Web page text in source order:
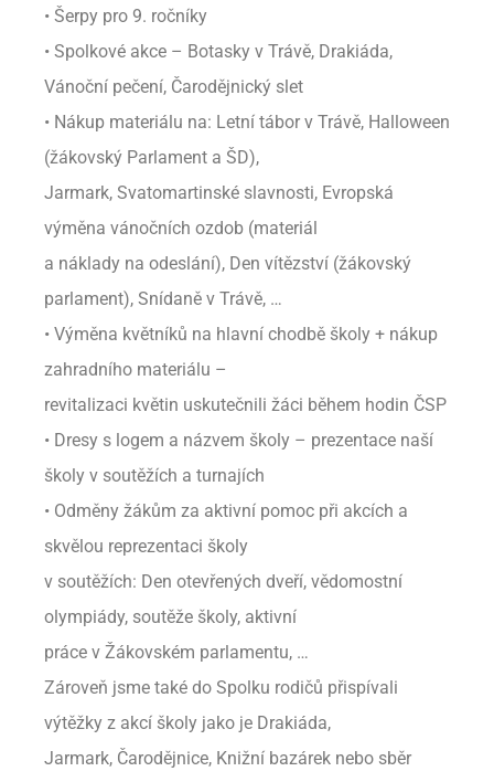
• Šerpy pro 9. ročníky
• Spolkové akce – Botasky v Trávě, Drakiáda,
Vánoční pečení, Čarodějnický slet
• Nákup materiálu na: Letní tábor v Trávě, Halloween
(žákovský Parlament a ŠD),
Jarmark, Svatomartinské slavnosti, Evropská
výměna vánočních ozdob (materiál
a náklady na odeslání), Den vítězství (žákovský
parlament), Snídaně v Trávě, …
• Výměna květníků na hlavní chodbě školy + nákup
zahradního materiálu –
revitalizaci květin uskutečnili žáci během hodin ČSP
• Dresy s logem a názvem školy – prezentace naší
školy v soutěžích a turnajích
• Odměny žákům za aktivní pomoc při akcích a
skvělou reprezentaci školy
v soutěžích: Den otevřených dveří, vědomostní
olympiády, soutěže školy, aktivní
práce v Žákovském parlamentu, …
Zároveň jsme také do Spolku rodičů přispívali
výtěžky z akcí školy jako je Drakiáda,
Jarmark, Čarodějnice, Knižní bazárek nebo sběr